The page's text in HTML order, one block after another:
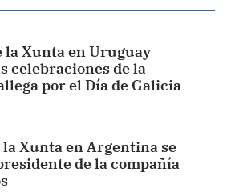
la Xunta en Uruguay
celebraciones de la
por el Día de Galicia
la Xunta en Argentina se
de la compañía